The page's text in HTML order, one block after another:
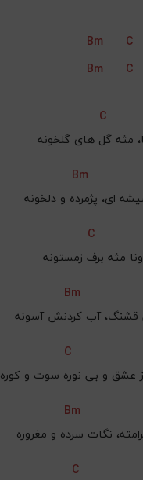
Bm C
Bm
C
C
مثه گل های گلخونه
Bm
ای، پژمرده و دلخونه
C
مثه برف زمستونه
Bm
قشنگ، آب کردنش آسونه
C
عشق و بی نوره سوت و کوره
Bm
نگات سرده و مغروره
C